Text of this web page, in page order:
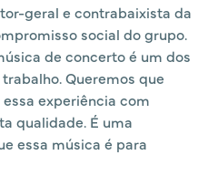
geral e contrabaixista da
social do grupo.
de concerto é um dos
Queremos que
experiência com
qualidade. É uma
essa música é para